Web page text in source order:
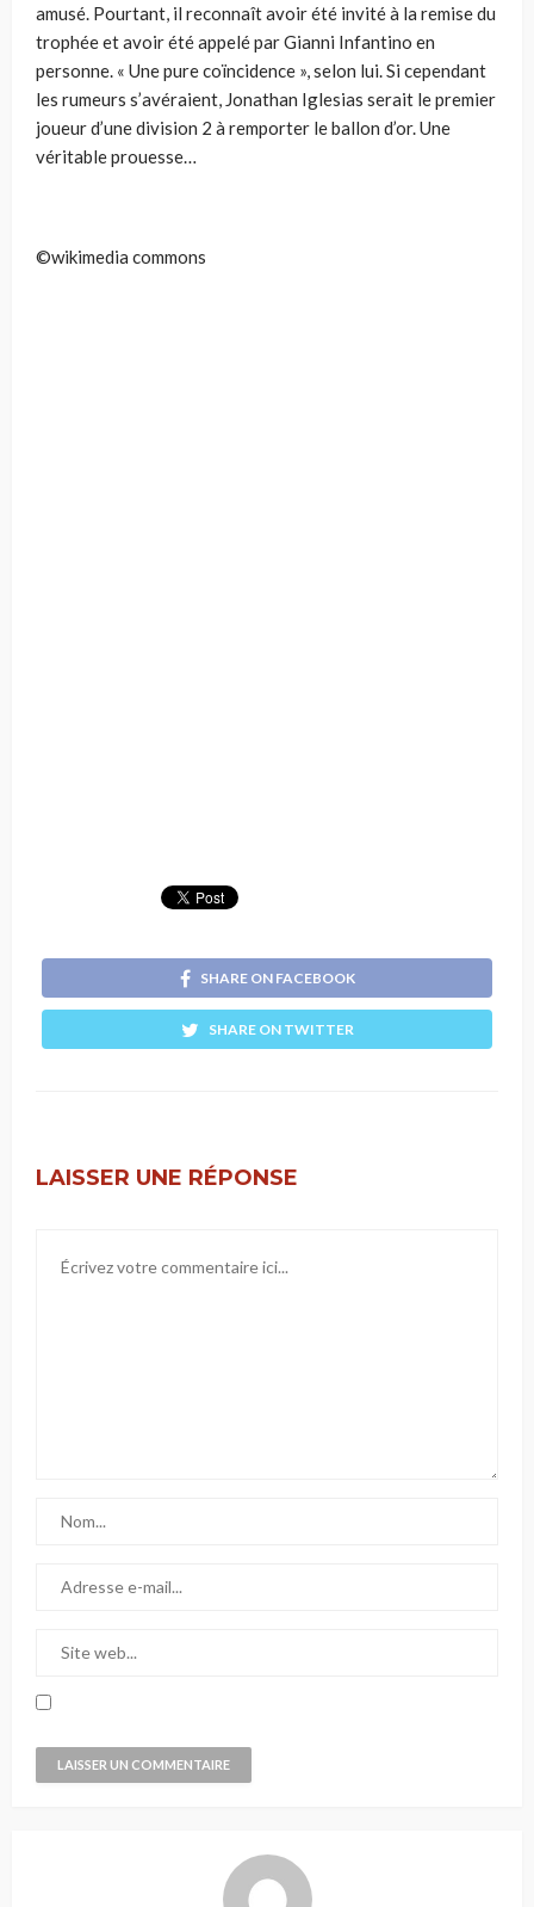
amusé. Pourtant, il reconnaît avoir été invité à la remise du
trophée et avoir été appelé par Gianni Infantino en
personne. « Une pure coïncidence », selon lui. Si cependant
les rumeurs s’avéraient, Jonathan Iglesias serait le premier
joueur d’une division 2 à remporter le ballon d’or. Une
véritable prouesse…
©wikimedia commons
SHARE ON FACEBOOK
SHARE ON TWITTER
LAISSER UNE RÉPONSE